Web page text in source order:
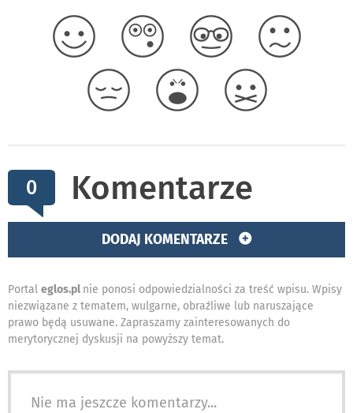
0 Komentarze
DODAJ KOMENTARZE
Portal eglos.pl nie ponosi odpowiedzialności za treść wpisu. Wpisy
niezwiązane z tematem, wulgarne, obraźliwe lub naruszające
prawo będą usuwane. Zapraszamy zainteresowanych do
merytorycznej dyskusji na powyższy temat.
Nie ma jeszcze komentarzy...